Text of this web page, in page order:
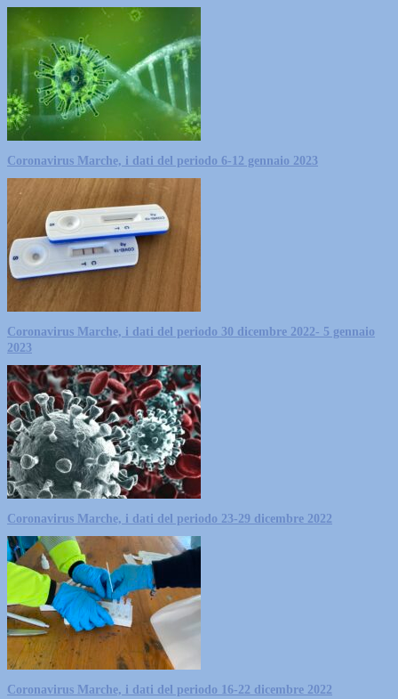
Coronavirus Marche, i dati del periodo 6-12 gennaio 2023
Coronavirus Marche, i dati del periodo 30 dicembre 2022- 5 gennaio
2023
Coronavirus Marche, i dati del periodo 23-29 dicembre 2022
Coronavirus Marche, i dati del periodo 16-22 dicembre 2022